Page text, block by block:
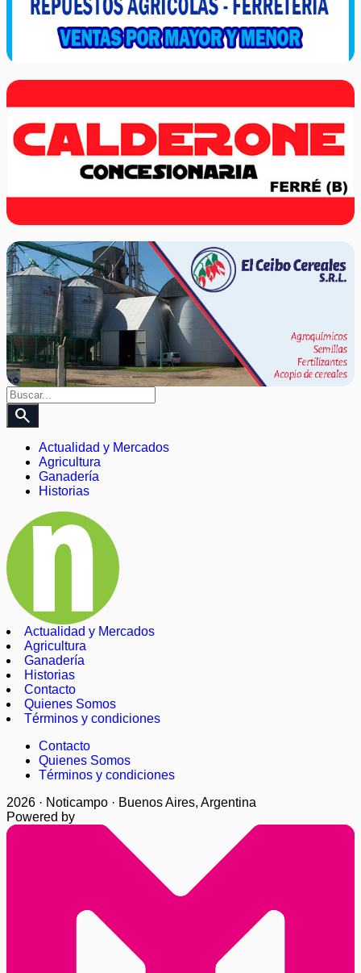
search
Actualidad y Mercados
Agricultura
Ganadería
Historias
Actualidad y Mercados
Agricultura
Ganadería
Historias
Contacto
Quienes Somos
Términos y condiciones
Contacto
Quienes Somos
Términos y condiciones
2026 · Noticampo · Buenos Aires, Argentina
Powered by